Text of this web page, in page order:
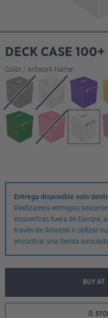
DECK CASE
Seleccione
Color / Artwork Name
Entrega disponible solo
Realizamos entregas
encuentras fuera de Europa,
través de Amazon o utilizar
encontrar una tienda
BUY AT